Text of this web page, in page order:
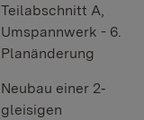
Teilabschnitt A,
Umspannwerk - 6.
Planänderung
Neubau einer 2‐
gleisigen